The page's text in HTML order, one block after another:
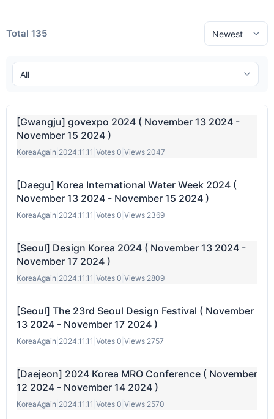
Total 135
[Gwangju] govexpo 2024 ( November 13 2024 -
November 15 2024 )
KoreaAgain 2024.11.11 Votes 0 Views 2047
[Daegu] Korea International Water Week 2024 (
November 13 2024 - November 15 2024 )
KoreaAgain 2024.11.11 Votes 0 Views 2369
[Seoul] Design Korea 2024 ( November 13 2024 -
November 17 2024 )
KoreaAgain 2024.11.11 Votes 0 Views 2809
[Seoul] The 23rd Seoul Design Festival ( November
13 2024 - November 17 2024 )
KoreaAgain 2024.11.11 Votes 0 Views 2757
[Daejeon] 2024 Korea MRO Conference ( November
12 2024 - November 14 2024 )
KoreaAgain 2024.11.11 Votes 0 Views 2570